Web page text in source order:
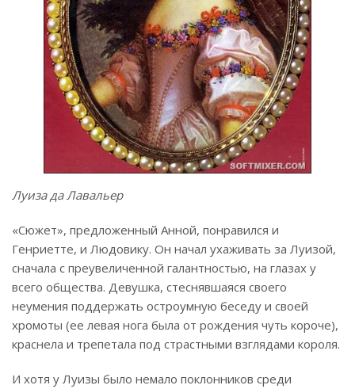
Луиза да Лавальер
«Сюжет», предложенный Анной, понравился и
Генриетте, и Людовику. Он начал ухаживать за Луизой,
сначала с преувеличенной галантностью, на глазах у
всего общества. Девушка, стеснявшаяся своего
неумения поддержать остроумную беседу и своей
хромоты (ее левая нога была от рождения чуть короче),
краснела и трепетала под страстными взглядами короля.
И хотя у Луизы было немало поклонников среди